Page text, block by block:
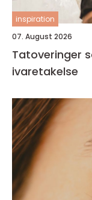
inspiration
07. August 2026
Tatoveringer
ivaretakelse